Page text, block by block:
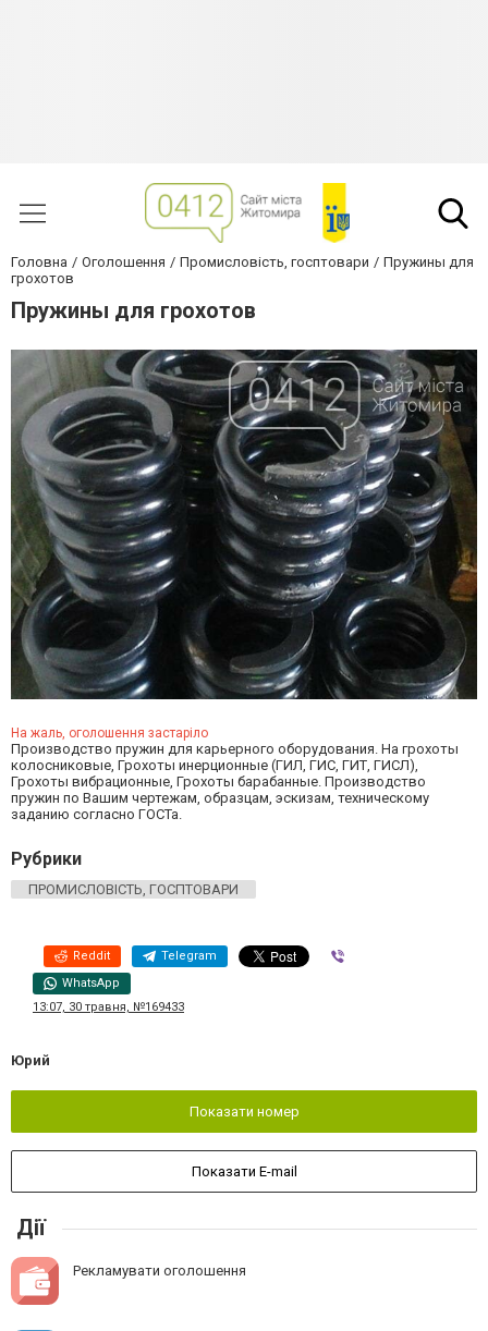
Головна Оголошення Промисловість, госптовари
Пружины для
грохотов
Пружины для грохотов
На жаль, оголошення застаріло
Производство пружин для карьерного оборудования. На грохоты
колосниковые, Грохоты инерционные (ГИЛ, ГИС, ГИТ, ГИСЛ),
Грохоты вибрационные, Грохоты барабанные. Производство
пружин по Вашим чертежам, образцам, эскизам, техническому
заданию согласно ГОСТа.
Рубрики
ПРОМИСЛОВІСТЬ, ГОСПТОВАРИ
Reddit Telegram
WhatsApp
13:07, 30 травня, №169433
Юрий
Показати номер
Показати E-mail
Дії
Рекламувати оголошення